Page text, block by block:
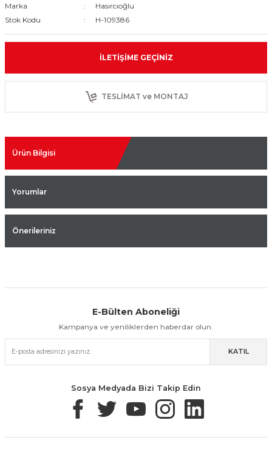
Marka
Hasırcıoğlu
Stok Kodu
H-109386
İLETIŞIME GEÇINIZ
TESLİMAT ve MONTAJ
Ürün Bilgisi
Yorumlar
Önerileriniz
Kolay İade & Değişim Güvenli Alışveriş
Güvenli Paketleme Taksit / Havale İle Alışveriş Kolay İade & Değişim
E-Bülten Aboneliği
Kampanya ve yeniliklerden haberdar olun.
KATIL
Sosya Medyada Bizi Takip Edin